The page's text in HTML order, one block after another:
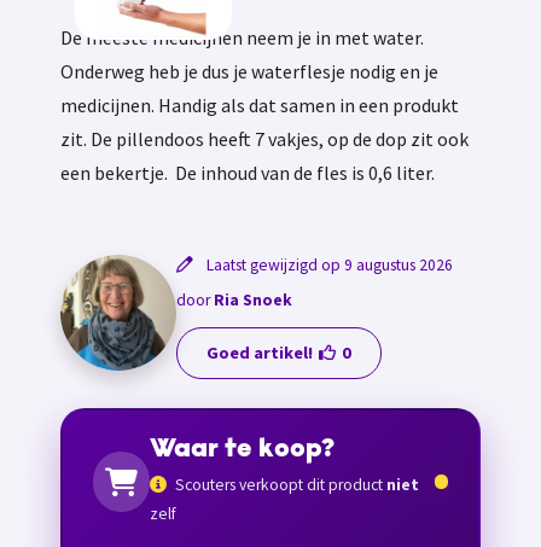
De meeste medicijnen neem je in met water.
Onderweg heb je dus je waterflesje nodig en je
medicijnen. Handig als dat samen in een produkt
zit. De pillendoos heeft 7 vakjes, op de dop zit ook
een bekertje. De inhoud van de fles is 0,6 liter.
Laatst gewijzigd op 9 augustus 2026
doorRia Snoek
Goed artikel! 0
Waar te koop?
Scouters verkoopt dit product niet
zelf